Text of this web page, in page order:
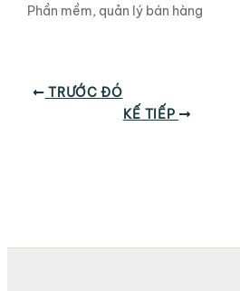
Phần mềm, quản lý bán hàng
TRƯỚC ĐÓ
KẾ TIẾP